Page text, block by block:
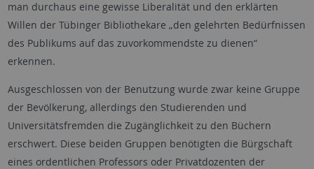
man durchaus eine gewisse Liberalität und den erklärten
Willen der Tübinger Bibliothekare „den gelehrten Bedürfnissen
des Publikums auf das zuvorkommendste zu dienen“
erkennen.
Ausgeschlossen von der Benutzung wurde zwar keine Gruppe
der Bevölkerung, allerdings den Studierenden und
Universitätsfremden die Zugänglichkeit zu den Büchern
erschwert. Diese beiden Gruppen benötigten die Bürgschaft
eines ordentlichen Professors oder Privatdozenten der